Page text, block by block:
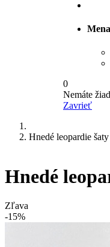
Mena
0
Nemáte
Zavrieť
Hnedé leopardie šaty
Hnedé
Zľava
-15%